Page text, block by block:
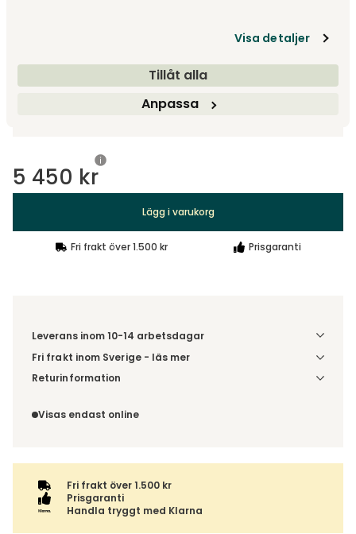
Visa detaljer
Tillåt alla
Anpassa
Tillbehör
Rekommenderade tillval
5 450 kr
Lägg i varukorg
Fri frakt över 1.500 kr Prisgaranti
Leverans inom 10-14 arbetsdagar
Fri frakt inom Sverige - läs mer
Denna vara skickas till ett ombud. Du väljer själv i kassan
till. Du blir aviserad när din order finns att hämta. Beställs
varan ihop med andra produkter skickas hela ordern
Returinformation
order, enligtdistansavtalslagen.
Visas endast online
Fri frakt över 1.500 kr
Prisgaranti
Handla tryggt med Klarna